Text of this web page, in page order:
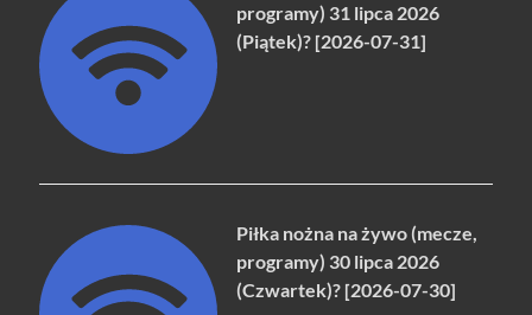
programy) 31 lipca 2026
(Piątek)? [2026-07-31]
Piłka nożna na żywo (mecze,
programy) 30 lipca 2026
(Czwartek)? [2026-07-30]